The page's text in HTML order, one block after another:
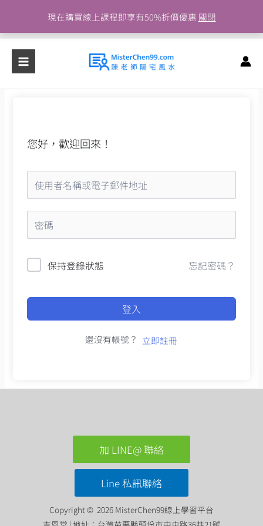
現在購買線上課程即享有50%折價優惠 關閉
主
容
您好，歡迎回來！
保持登錄狀態 忘記密碼？
登入
還沒有帳號？ 立即註冊
加 LINE@ 聯絡
Line 私訊聯絡
Copyright © 2026 MisterChen99線上學習平台